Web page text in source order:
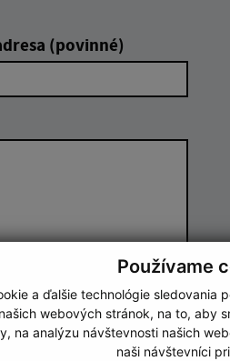
Používame
a ďalšie technológie sledovania
webových stránok, na to, aby
na analýzu návštevnosti našich
naši návštevníci
(povinné)
Odoslať správu